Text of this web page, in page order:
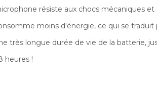
résiste aux chocs mécaniques et
moins d'énergie, ce qui se traduit
très longue durée de vie de la batterie,
heures !